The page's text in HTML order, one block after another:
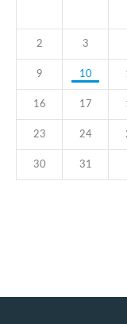
2 3
9 10
16 17
23 24
30 31